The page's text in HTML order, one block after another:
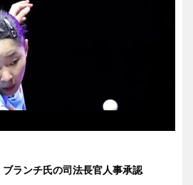
ブランチ氏の司法長官人事承認